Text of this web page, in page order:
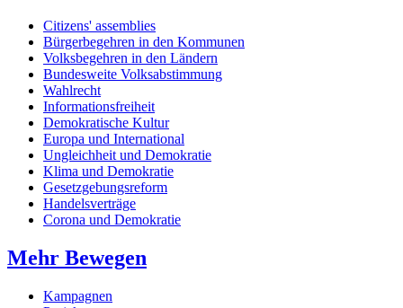
Citizens' assemblies
Bürgerbegehren in den Kommunen
Volksbegehren in den Ländern
Bundesweite Volksabstimmung
Wahlrecht
Informationsfreiheit
Demokratische Kultur
Europa und International
Ungleichheit und Demokratie
Klima und Demokratie
Gesetzgebungsreform
Handelsverträge
Corona und Demokratie
Mehr Bewegen
Kampagnen